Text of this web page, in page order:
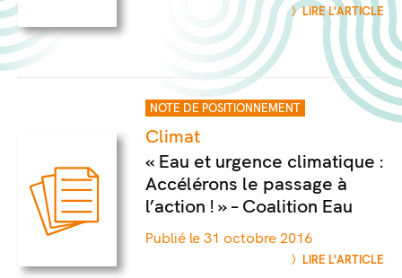
LIRE L'ARTICLE
NOTE DE POSITIONNEMENT
Climat
« Eau et urgence climatique :
Accélérons le passage à
l’action ! » – Coalition Eau
Publié le 31 octobre 2016
LIRE L'ARTICLE